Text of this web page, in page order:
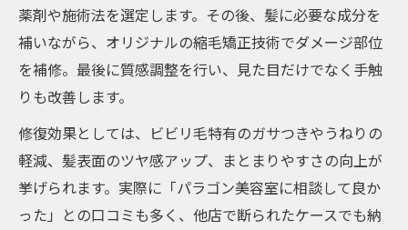
薬剤や施術法を選定します。その後、髪に必要な成分を
補いながら、オリジナルの縮毛矯正技術でダメージ部位
を補修。最後に質感調整を行い、見た目だけでなく手触
りも改善します。
修復効果としては、ビビリ毛特有のガサつきやうねりの
軽減、髪表面のツヤ感アップ、まとまりやすさの向上が
挙げられます。実際に「パラゴン美容室に相談して良か
った」との口コミも多く、他店で断られたケースでも納